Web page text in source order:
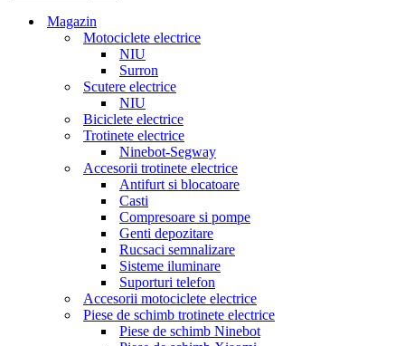
Magazin
Motociclete electrice
NIU
Surron
Scutere electrice
NIU
Biciclete electrice
Trotinete electrice
Ninebot-Segway
Accesorii trotinete electrice
Antifurt si blocatoare
Casti
Compresoare si pompe
Genti depozitare
Rucsaci semnalizare
Sisteme iluminare
Suporturi telefon
Accesorii motociclete electrice
Piese de schimb trotinete electrice
Piese de schimb Ninebot